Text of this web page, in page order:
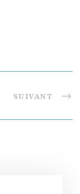
SUIVANT